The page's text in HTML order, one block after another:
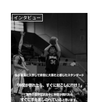
インタビュー